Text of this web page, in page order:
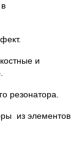
и
резонатора.
из элементов